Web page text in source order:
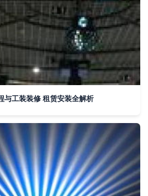
与工装装修 租赁安装全解析